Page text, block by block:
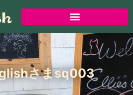
さまsq003